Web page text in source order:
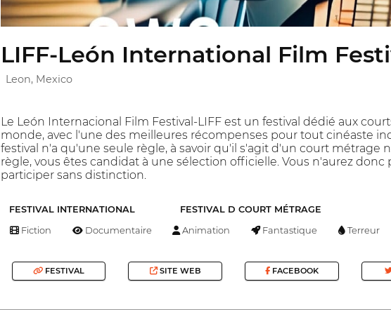
LIFF-León International Film
Leon, Mexico
Le León Internacional Film Festival-LIFF est un festival dédié aux
monde, avec l'une des meilleures récompenses pour tout cinéaste
festival n'a qu'une seule règle, à savoir qu'il s'agit d'un court
règle, vous êtes candidat à une sélection officielle. Vous n'aurez
participer sans distinction.
FESTIVAL INTERNATIONAL FESTIVAL D COURT MÉTRAGE
Fiction Documentaire Animation Fantastique Terreur
FESTIVAL SITE WEB FACEBOOK